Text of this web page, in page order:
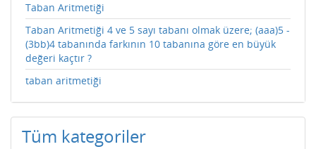
Taban Aritmetiği
Taban Aritmetiği 4 ve 5 sayı tabanı olmak üzere; (aaa)5 -
(3bb)4 tabanında farkının 10 tabanına göre en büyük
değeri kaçtır ?
taban aritmetiği
Tüm kategoriler